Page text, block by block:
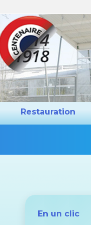
Restauration
En un clic
et Projets